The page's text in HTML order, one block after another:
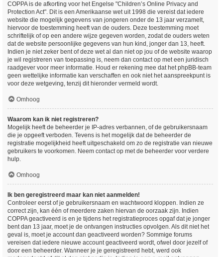
COPPA is de afkorting voor het Engelse "Children’s Online Privacy and
Protection Act". Dit is een Amerikaanse wet uit 1998 die vereist dat iedere
website die mogelijk gegevens van jongeren onder de 13 jaar verzamelt,
hiervoor de toestemming heeft van de ouders. Deze toestemming moet
schriftelijk of op een andere wijze gegeven worden, zodat de ouders weten
dat de website persoonlijke gegevens van hun kind, jonger dan 13, heeft.
Indien je niet zeker bent of deze wet al dan niet op jou of de website waarop
je wil registreren van toepassing is, neem dan contact op met een juridisch
raadgever voor meer informatie. Houd er rekening mee dat het phpBB-team
geen wettelijke informatie kan verschaffen en ook niet het aanspreekpunt is
voor deze wetgeving, tenzij dit hieronder vermeld wordt.
Omhoog
Waarom kan ik niet registreren?
Mogelijk heeft de beheerder je IP-adres verbannen, of de gebruikersnaam
die je opgeeft verboden. Tevens is het mogelijk dat de beheerder de
registratie mogelijkheid heeft uitgeschakeld om zo de registratie van nieuwe
gebruikers te voorkomen. Neem contact op met de beheerder voor verdere
hulp.
Omhoog
Ik ben geregistreerd maar kan niet aanmelden!
Controleer eerst of je gebruikersnaam en wachtwoord kloppen. Indien ze
correct zijn, kan één of meerdere zaken hiervan de oorzaak zijn. Indien
COPPA geactiveerd is en je tijdens het registratieproces opgaf dat je jonger
bent dan 13 jaar, moet je de ontvangen instructies opvolgen. Als dit niet het
geval is, moet je account dan geactiveerd worden? Sommige forums
vereisen dat iedere nieuwe account geactiveerd wordt, ofwel door jezelf of
door een beheerder. Wanneer je je geregistreerd hebt, werd ook